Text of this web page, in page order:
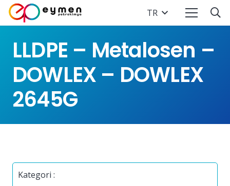
TR
LLDPE – Metalosen –
DOWLEX – DOWLEX
2645G
Kategori :